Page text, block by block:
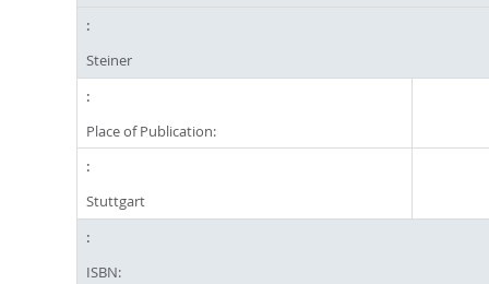
Steiner
Place of Publication:
Stuttgart
ISBN: